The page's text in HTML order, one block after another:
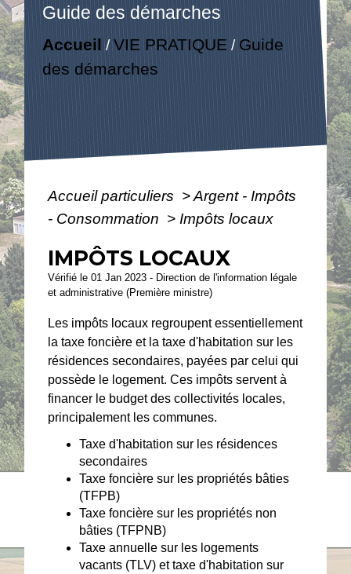
Guide des démarches
Accueil /VIE PRATIQUE / Guide
des démarches
Accueil particuliers >Argent - Impôts
- Consommation > Impôts locaux
IMPÔTS LOCAUX
Vérifié le 01 Jan 2023 - Direction de l'information légale
et administrative (Première ministre)
Les impôts locaux regroupent essentiellement
la taxe foncière et la taxe d'habitation sur les
résidences secondaires, payées par celui qui
possède le logement. Ces impôts servent à
financer le budget des collectivités locales,
principalement les communes.
Taxe d'habitation sur les résidences
secondaires
Taxe foncière sur les propriétés bâties
(TFPB)
Taxe foncière sur les propriétés non
bâties (TFPNB)
Taxe annuelle sur les logements
vacants (TLV) et taxe d'habitation sur